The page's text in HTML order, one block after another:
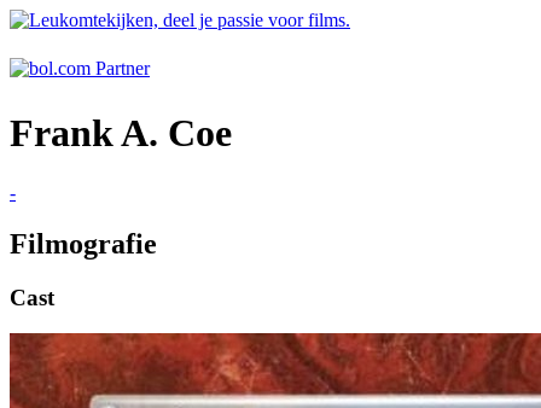
Frank A. Coe
-
Filmografie
Cast